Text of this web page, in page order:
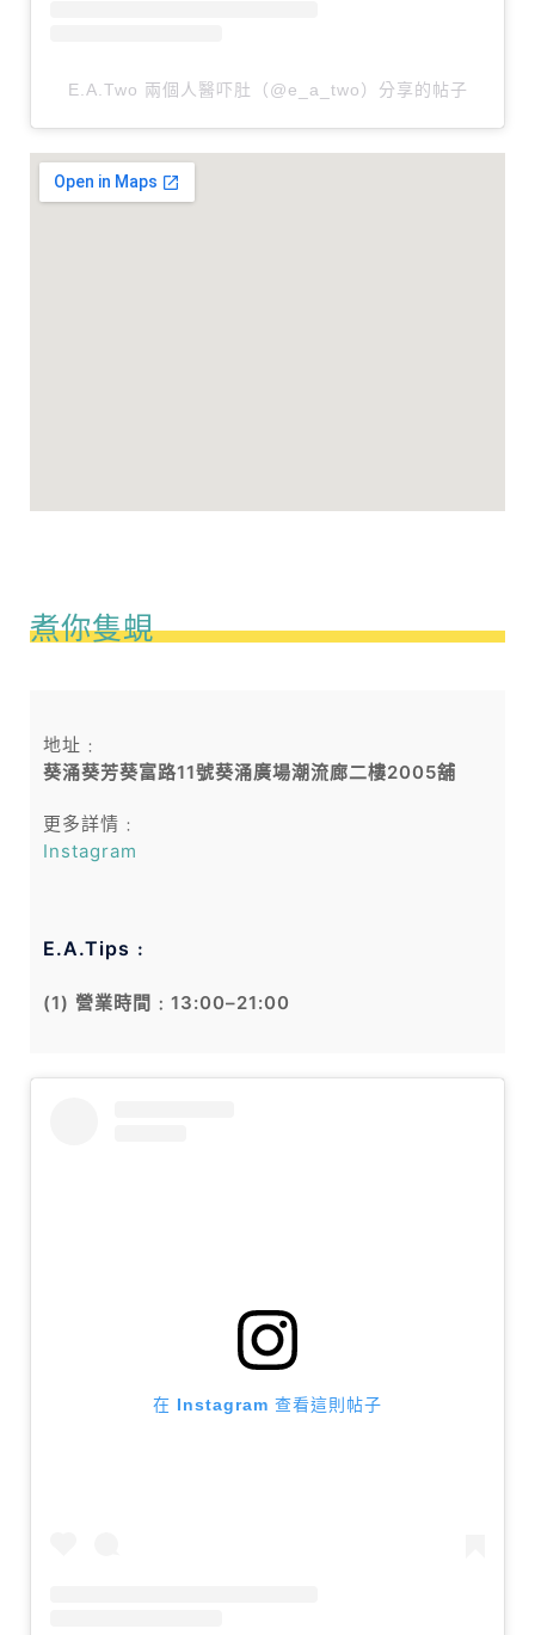
E.A.Two 兩個人醫吓肚（@e_a_two）分享的帖子
煮你隻蜆
地址﹕
葵涌葵芳葵富路11號葵涌廣場潮流廊二樓2005舖
更多詳情﹕
Instagram
E.A.Tips﹕
(1) 營業時間﹕13:00–21:00
在 Instagram 查看這則帖子